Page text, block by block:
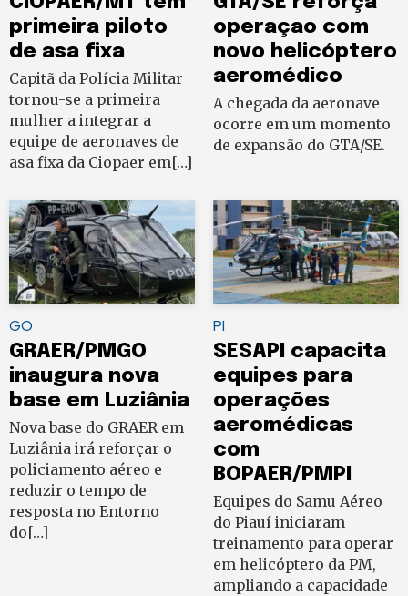
primeira piloto
de asa fixa
Capitã da Polícia Militar
tornou-se a primeira
mulher a integrar a
equipe de aeronaves de
asa fixa da Ciopaer em[…]
operaçao com
novo helicóptero
aeromédico
A chegada da aeronave
ocorre em um momento
de expansão do GTA/SE.
GO
GRAER/PMGO
inaugura nova
base em Luziânia
Nova base do GRAER em
Luziânia irá reforçar o
policiamento aéreo e
reduzir o tempo de
resposta no Entorno
do[…]
PI
SESAPI capacita
equipes para
operações
aeromédicas
com
BOPAER/PMPI
Equipes do Samu Aéreo
do Piauí iniciaram
treinamento para operar
em helicóptero da PM,
ampliando a capacidade